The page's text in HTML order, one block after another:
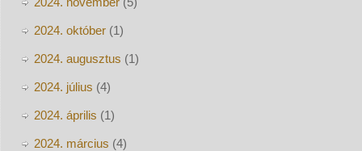
2024. október(1)
2024. augusztus (1)
2024. július (4)
2024. április (1)
2024. március (4)